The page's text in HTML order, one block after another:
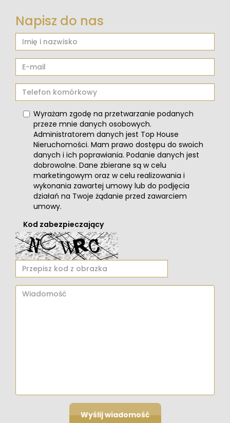
Napisz do nas
Wyrażam zgodę na przetwarzanie podanych
przeze mnie danych osobowych.
Administratorem danych jest Top House
Nieruchomości. Mam prawo dostępu do swoich
danych i ich poprawiania. Podanie danych jest
dobrowolne. Dane zbierane są w celu
marketingowym oraz w celu realizowania i
wykonania zawartej umowy lub do podjęcia
działań na Twoje żądanie przed zawarciem
umowy.
Kod zabezpieczający